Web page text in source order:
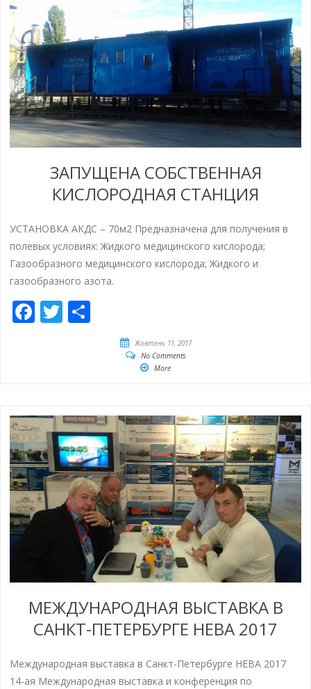
ЗАПУЩЕНА СОБСТВЕННАЯ
КИСЛОРОДНАЯ СТАНЦИЯ
УСТАНОВКА АКДС – 70м2 Предназначена для получения в
полевых условиях: Жидкого медицинского кислорода;
Газообразного медицинского кислорода; Жидкого и
газообразного азота.
Facebook
Twitter
Жовтень 11, 2017
No Comments
More
МЕЖДУНАРОДНАЯ ВЫСТАВКА В
САНКТ-ПЕТЕРБУРГЕ НЕВА 2017
Международная выставка в Санкт-Петербурге НЕВА 2017
14-ая Международная выставка и конференция по